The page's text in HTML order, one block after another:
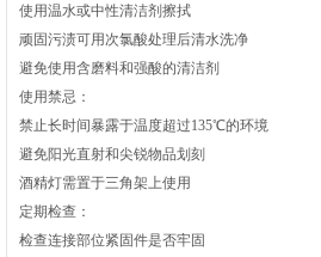
使用温水或中性清洁剂擦拭
顽固污渍可用次氯酸处理后清水洗净
避免使用含磨料和强酸的清洁剂‌
使用禁忌‌：
禁止长时间暴露于温度超过135℃的环境
避免阳光直射和尖锐物品划刻
酒精灯需置于三角架上使用‌
定期检查‌：
检查连接部位紧固件是否牢固